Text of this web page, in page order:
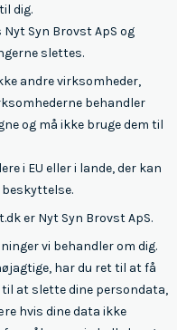
dig.
Syn Brovst ApS og
slettes.
andre virksomheder,
behandler
og må ikke bruge dem til
i EU eller i lande, der kan
er Nyt Syn Brovst ApS.
vi behandler om dig.
har du ret til at få
at slette dine persondata,
hvis dine data ikke